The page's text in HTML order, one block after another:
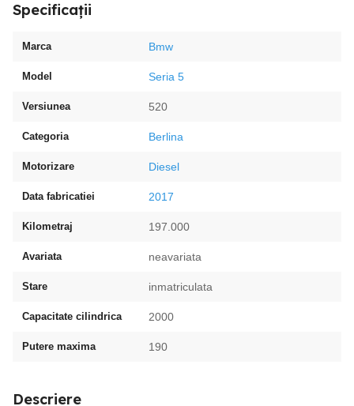
Specificații
Marca Bmw
Model Seria 5
Versiunea 520
Categoria Berlina
Motorizare Diesel
Data fabricatiei 2017
Kilometraj 197.000
Avariata neavariata
Stare inmatriculata
Capacitate cilindrica 2000
Putere maxima 190
Descriere